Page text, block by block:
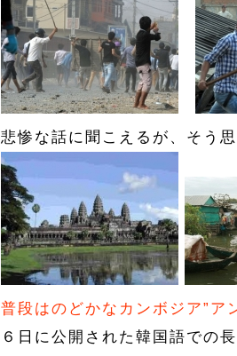
悲惨な話に聞こえるが、そう
普段はのどかなカンボジア”ア
６日に公開された韓国語での